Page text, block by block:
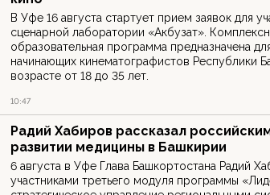
В Уфе 16 августа стартует прием заявок для
сценарной лаборатории «Акбузат».
образовательная программа предназначена
начинающих кинематографистов Республики
возрасте от 18 до 35 лет.
10:47
Радий Хабиров рассказал
развитии медицины в Башкирии
6 августа в Уфе Глава Башкортостана Радий
участниками третьего модуля программы